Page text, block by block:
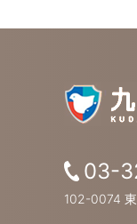
03-
102-0074